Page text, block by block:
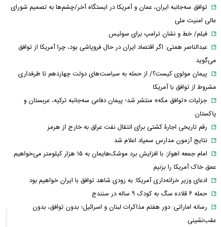
توافق سه‌جانبه ایران، عمان و آمریکا در ایستگاه آخر/چشم‌ها به تصمیم شورای
عالی امنیت ملی
فیلم/ خط و نشان ترامپ برای سوئیس
عبدالناصر همتی: اگر اقتصاد ایران در حال فروپاشی بود، چرا آمریکا از توافق
می‌گوید
پیمان مولوی کیست؟/ از حمله به سیاست‌های دولت چهاردهم تا طرفداری
مشروط از توافق با آمریکا
جزئیات «توافق مکه» منتشر شد؛ پیمان دفاعی سه‌جانبه ترکیه، عربستان و
پاکستان
رقم تاریخی اجارۀ کشتی برای انتقال نفت عراق به خارج از هرمز
نتایج آزمون مدارس سمپاد اعلام شد
امام‌ جمعه اهواز: با افزایش برد موشک‌هایمان به ۱۵ هزار کیلومتر می‌خواهیم
عمق خاک آمریکا را بزنیم
ادعای وزیر خزانه‌داری آمریکا: به زودی شاهد توافق با ایران خواهیم بود
حمله ۶ قلاده سگ به کودک ۹ ساله در سنندج
رسانه اماراتی: دور هفتم مذاکرات لبنان و اسرائیل؛ بدون توافق، بدون
عقب‌نشینی